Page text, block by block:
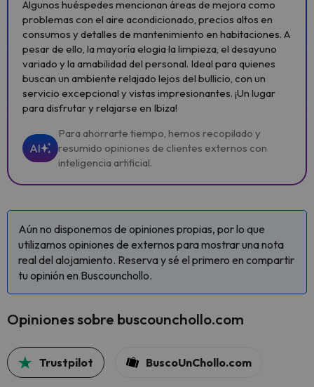
Algunos huéspedes mencionan áreas de mejora como
problemas con el aire acondicionado, precios altos en
consumos y detalles de mantenimiento en habitaciones. A
pesar de ello, la mayoría elogia la limpieza, el desayuno
variado y la amabilidad del personal. Ideal para quienes
buscan un ambiente relajado lejos del bullicio, con un
servicio excepcional y vistas impresionantes. ¡Un lugar
para disfrutar y relajarse en Ibiza!
AI
Para ahorrarte tiempo, hemos recopilado y
resumido opiniones de clientes externos con
inteligencia artificial.
Aún no disponemos de opiniones propias, por lo que
utilizamos opiniones de externos para mostrar una nota
real del alojamiento. Reserva y sé el primero en compartir
tu opinión en Buscounchollo.
Opiniones sobre buscounchollo.com
Trustpilot BuscoUnChollo.com